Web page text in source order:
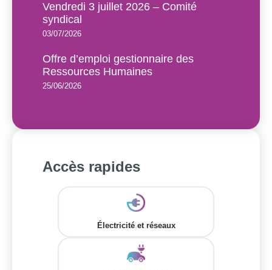
Vendredi 3 juillet 2026 – Comité
syndical
03/07/2026
Offre d’emploi gestionnaire des
Ressources Humaines
25/06/2026
Accès rapides
Électricité et réseaux